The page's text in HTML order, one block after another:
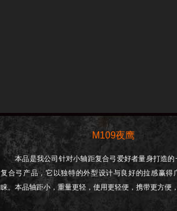
M109夜鹰
本品是我公司针对小轴距复合弓爱好者量身打造
复合弓产品，它以独特的外型设计与良好的拉感赢得
睐。本品轴距小，重量更轻，使用更轻便，携带更方便